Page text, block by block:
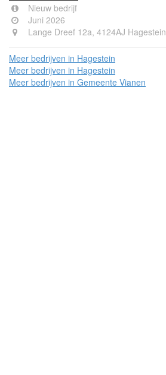
Nieuw bedrijf
Juni 2026
Lange Dreef 12a, 4124AJ Hagestein
Meer bedrijven in Hagestein
Meer bedrijven in Hagestein
Meer bedrijven in Gemeente Vianen